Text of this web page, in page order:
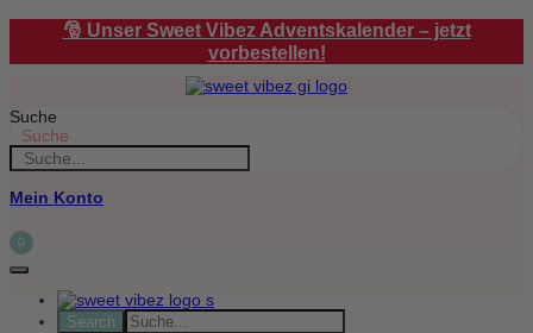
springen
🎅 Unser Sweet Vibez Adventskalender – jetzt
vorbestellen!
Suche
Suche
Mein Konto
0